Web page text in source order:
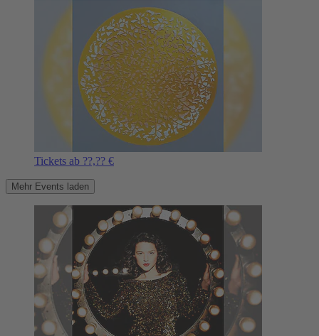
Tickets ab ??,?? €
Mehr Events laden